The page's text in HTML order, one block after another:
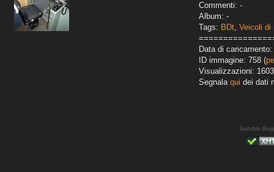
Commenti: -
Album: -
Tags: BDt, Veicoli di
Data di caricamento:
ID immagine: 758 (
Visualizzazioni: 1603
Segnala qui dei dati
Sandro